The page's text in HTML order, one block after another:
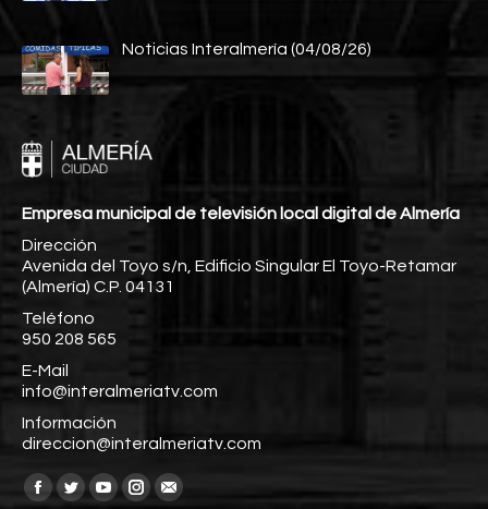
Noticias Interalmería (04/08/26)
Empresa municipal de televisión local digital de Almería
Dirección
Avenida del Toyo s/n, Edificio Singular El Toyo-Retamar
(Almería) C.P. 04131
Teléfono
950 208 565
E-Mail
info@interalmeriatv.com
Información
direccion@interalmeriatv.com
Encuéntranos en:
Facebook
TwitterYouTube
Instagram
Mail